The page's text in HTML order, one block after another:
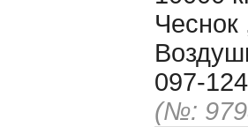
097-
(№: